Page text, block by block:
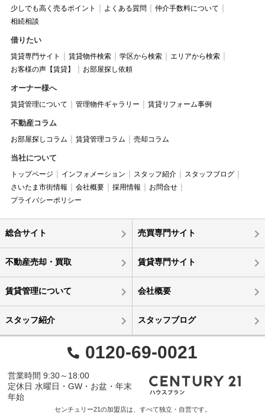
少しでも高く売るポイント
よくある質問
仲介手数料について
相続相談
借りたい
賃貸専門サイト 賃貸物件検索 学区から検索
エリアから検索
お客様の声【賃貸】
お部屋探し依頼
オーナー様へ
賃貸管理について 管理物件ギャラリー 賃貸リフォーム事例
不動産コラム
お部屋探しコラム 賃貸管理コラム 売却コラム
当社について
トップページ インフォメーション スタッフ紹介
スタッフブログ
さいたま市街情報
会社概要 採用情報
お問合せ
プライバシーポリシー
総合サイト 売買専門サイト
不動産売却・買取 賃貸専門サイト
賃貸管理について 会社概要
スタッフ紹介 スタッフブログ
0120-69-0021
営業時間 9:30～18:00
定休日 水曜日・GW・お盆・年末
年始
センチュリー21の加盟店は、すべて独立・自営です。